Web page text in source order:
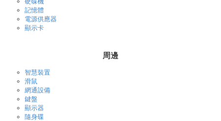
記憶體
電源供應器
顯示卡
周邊
智慧裝置
滑鼠
網通設備
鍵盤
顯示器
隨身碟